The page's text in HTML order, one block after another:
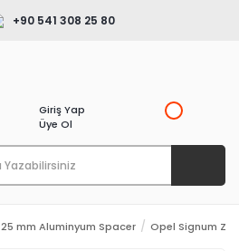
+90 541 308 25 80
Giriş Yap
Üye Ol
25 mm Aluminyum Spacer Opel Signum Z-